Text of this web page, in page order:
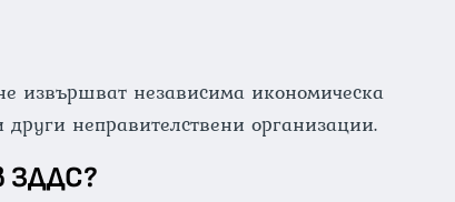
извършват независима икономическа
неправителствени организации.
ЗДДС?